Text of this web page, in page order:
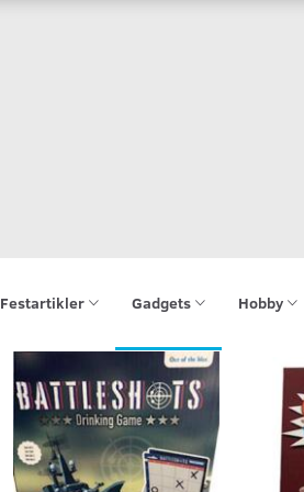
Festartikler Gadgets Hobby